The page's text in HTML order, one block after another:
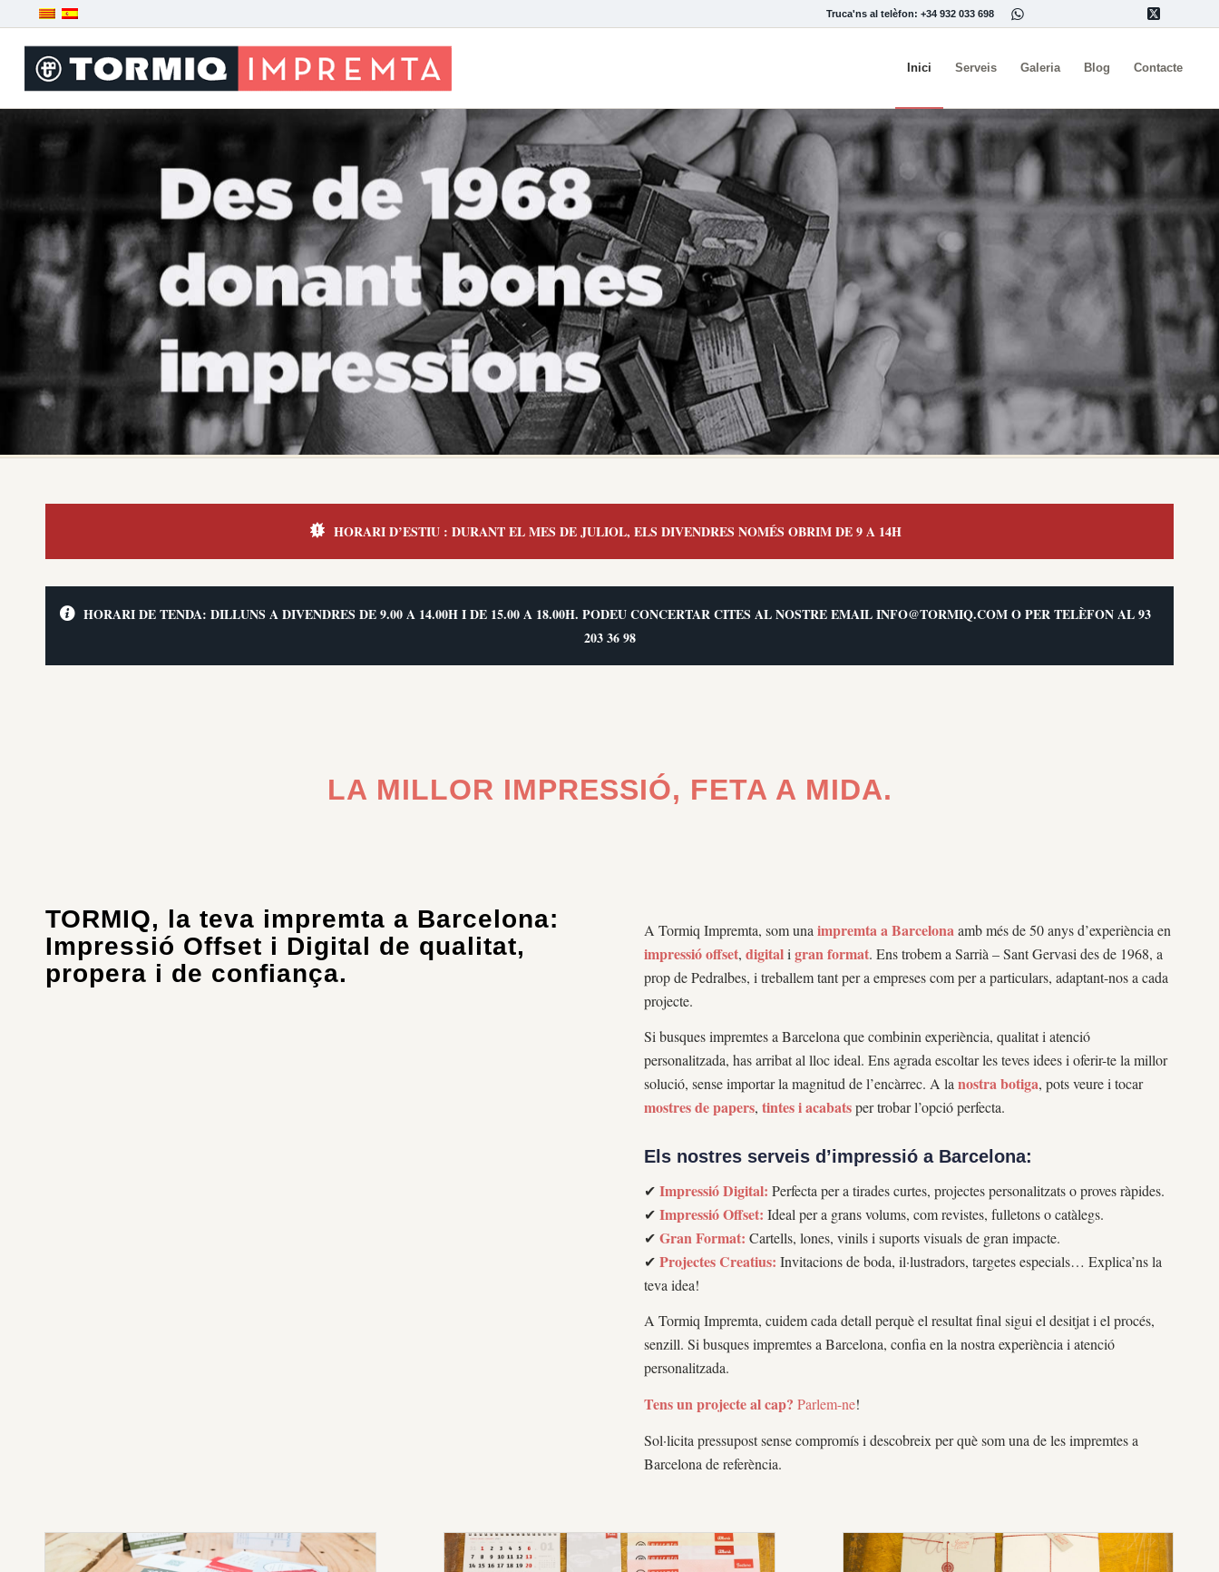
Truca'ns al telèfon: +34 932 033 698
Inici Serveis Galeria Blog Contacte
HORARI D’ESTIU : DURANT EL MES DE JULIOL, ELS DIVENDRES NOMÉS OBRIM DE 9 A 14H
HORARI DE TENDA: DILLUNS A DIVENDRES DE 9.00 A 14.00H I DE 15.00 A 18.00H. PODEU CONCERTAR CITES AL NOSTRE EMAIL INFO@TORMIQ.COM O PER TELÈFON AL 93
203 36 98
LA MILLOR IMPRESSIÓ, FETA A MIDA.
TORMIQ, la teva impremta a Barcelona:
Impressió Offset i Digital de qualitat,
propera i de confiança.
A Tormiq Impremta, som una impremta a Barcelona amb més de 50 anys d’experiència en
impressió offset, digitali gran format. Ens trobem a Sarrià – Sant Gervasi des de 1968, a
prop de Pedralbes, i treballem tant per a empreses com per a particulars, adaptant-nos a cada
projecte.
Si busques impremtes a Barcelona que combinin experiència, qualitat i atenció
personalitzada, has arribat al lloc ideal. Ens agrada escoltar les teves idees i oferir-te la millor
solució, sense importar la magnitud de l’encàrrec. A la nostra botiga, pots veure i tocar
mostres de papers, tintes i acabatsper trobar l’opció perfecta.
Els nostres serveis d’impressió a Barcelona:
✔ Impressió Digital: Perfecta per a tirades curtes, projectes personalitzats o proves ràpides.
✔ Impressió Offset: Ideal per a grans volums, com revistes, fulletons o catàlegs.
✔ Gran Format: Cartells, lones, vinils i suports visuals de gran impacte.
✔ Projectes Creatius: Invitacions de boda, il·lustradors, targetes especials… Explica’ns la
teva idea!
A Tormiq Impremta, cuidem cada detall perquè el resultat final sigui el desitjat i el procés,
senzill. Si busques impremtes a Barcelona, confia en la nostra experiència i atenció
personalitzada.
Tens un projecte al cap? Parlem-ne!
Sol·licita pressupost sense compromís i descobreix per què som una de les impremtes a
Barcelona de referència.